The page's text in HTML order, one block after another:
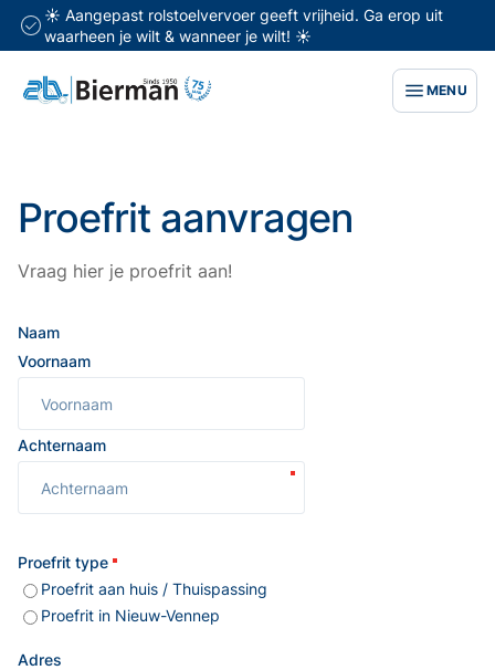
☀️ Aangepast rolstoelvervoer geeft vrijheid. Ga erop uit
waarheen je wilt & wanneer je wilt! ☀️
MENU
Proefrit aanvragen
Vraag hier je proefrit aan!
Naam
Voornaam
Achternaam
Proefrit type
Proefrit aan huis / Thuispassing
Proefrit in Nieuw-Vennep
Adres